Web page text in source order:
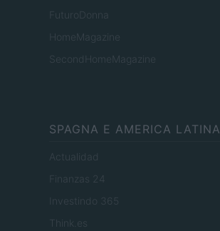
FuturoDonna
HomeMagazine
SecondHomeMagazine
SPAGNA E AMERICA LATINA
Actualidad
Finanzas 24
Investindo 365
Think.es